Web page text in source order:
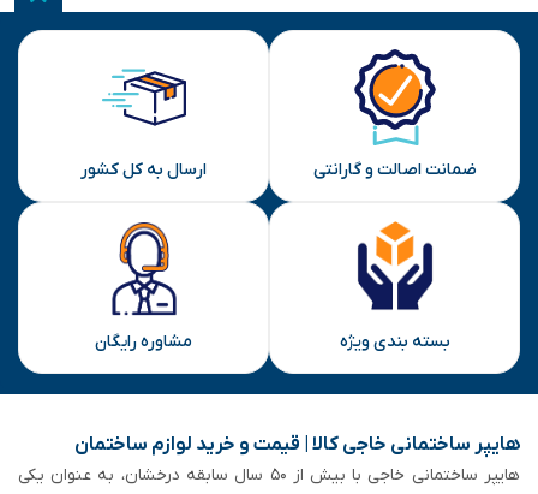
ضمانت اصالت و گارانتی ارسال به کل کشور
بسته بندی ویژه مشاوره رایگان
هایپر ساختمانی خاجی‌ کالا | قیمت و خرید لوازم ساختمان
هایپر ساختمانی خاجی‌ با بیش از ۵۰ سال سابقه‌ درخشان، به عنوان یکی